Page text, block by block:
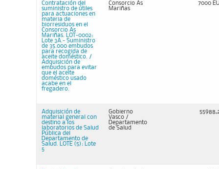
Contratación del
suministro de útiles
para actuaciones en
materia de
biorresiduos en el
Consorcio As
Mariñas. LOT-0002:
Lote 3A.- Suministro
de 35.000 embudos
para recogida de
aceite doméstico. /
Adquisición de
embudos para evitar
que el aceite
doméstico usado
acabe en el
fregadero.
Consorcio As
Mariñas
7000
Adquisición de
material general con
destino a los
laboratorios de Salud
Pública del
Departamento de
Salud. LOTE (5): Lote
5
Gobierno
Vasco /
Departamento
de Salud